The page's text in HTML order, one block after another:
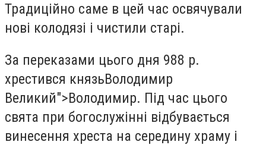
Традиційно саме в цей час освячували
нові колодязі і чистили старі.
За переказами цього дня 988 р.
хрестився князьВолодимир
Великий">Володимир. Під час цього
свята при богослужінні відбувається
винесення хреста на середину храму і